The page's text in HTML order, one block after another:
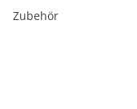
Zubehör